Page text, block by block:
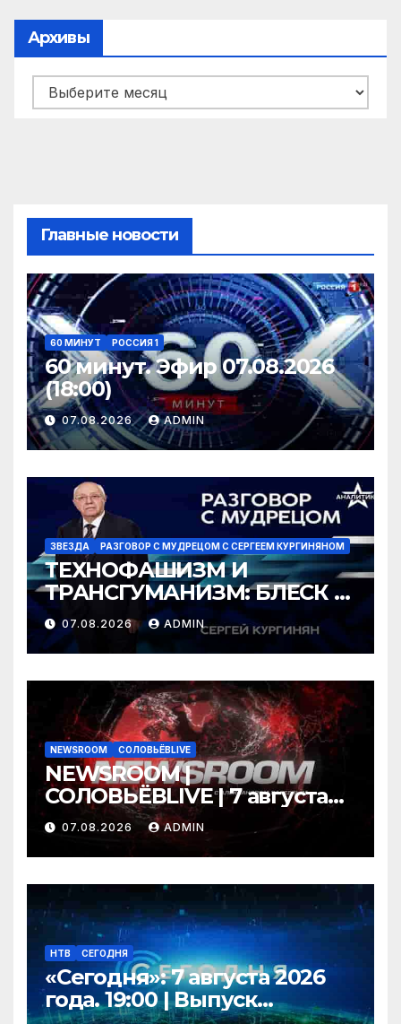
Архивы
Архивы
Главные новости
60 МИНУТ РОССИЯ 1
60 минут. Эфир 07.08.2026
(18:00)
07.08.2026 ADMIN
ЗВЕЗДА РАЗГОВОР С МУДРЕЦОМ С СЕРГЕЕМ КУРГИНЯНОМ
ТЕХНОФАШИЗМ И
ТРАНСГУМАНИЗМ: БЛЕСК И
НИЩЕТА ГРЯДУЩЕГО
07.08.2026 ADMIN
NEWSROOM СОЛОВЬЁВLIVE
NEWSROOM |
СОЛОВЬЁВLIVE | 7 августа
2026 года
07.08.2026 ADMIN
НТВ СЕГОДНЯ
«Сегодня»: 7 августа 2026
года. 19:00 | Выпуск